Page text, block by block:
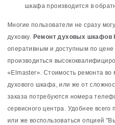
шкафа производится в
Многие пользователи не сразу
духовку. Ремонт духовых шкафов
оперативным и доступным по цене
производиться
«Elmaster». Стоимость ремонта во
духового шкафа, или же от
заказа потребуются номера
сервисного центра. Удобнее всего
или же воспользоваться опцией